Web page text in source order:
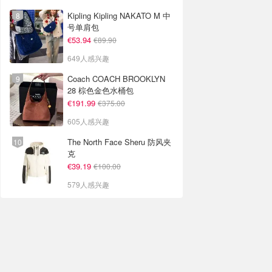
Kipling Kipling NAKATO M 中
号单肩包
€53.94 €89.90
649人感兴趣
Coach COACH BROOKLYN
28 棕色金色水桶包
€191.99 €375.00
605人感兴趣
The North Face Sheru 防风夹
克
€39.19 €100.00
579人感兴趣